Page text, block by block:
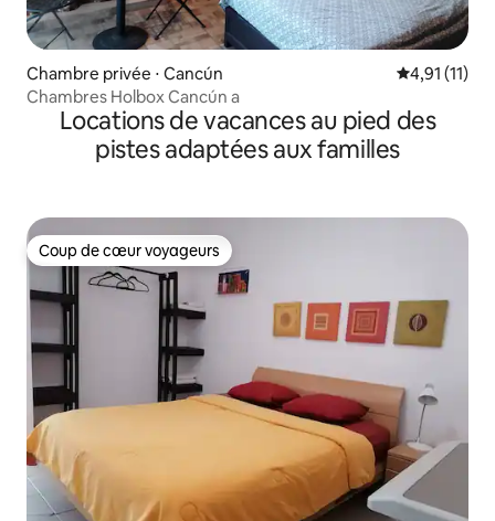
Chambre privée ⋅ Cancún Évaluation
4,91 (11)
Chambres Holbox Cancún a
Locations de vacances au pied des
pistes adaptées aux familles
Coup de cœur voyageurs
Coup de cœur voyageurs